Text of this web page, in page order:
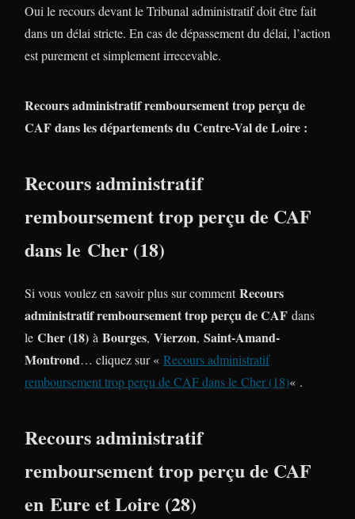
Oui le recours devant le Tribunal administratif doit être fait
dans un délai stricte. En cas de dépassement du délai, l’action
est purement et simplement irrecevable.
Recours administratif remboursement trop perçu de
CAF dans les départements du Centre-Val de Loire :
Recours administratif
remboursement trop perçu de CAF
dans le Cher (18)
Si vous voulez en savoir plus sur commentRecours
administratif remboursement trop perçu de CAF dans
le Cher (18) à Bourges, Vierzon, Saint-Amand-
Montrond… cliquez sur « Recours administratif
remboursement trop perçu de CAF dans le Cher (18)« .
Recours administratif
remboursement trop perçu de CAF
en Eure et Loire (28)